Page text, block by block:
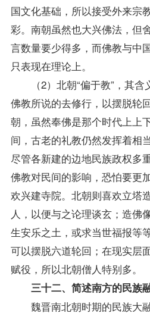
国文化基础，所以接受外来宗
彩。南朝虽然也大兴佛法，但
言数量要少得多，而佛教与中
只表现在理论上。
（2）北朝“偏于教”，其含
佛教所说的去修行，以摆脱轮
朝，虽然奉佛是那个时代上上
间，古老的礼教仍然发挥着相
尽管各新建的边地民族政权多
佛教对民间的影响，恐怕要更
欢兴建寺院。北朝则喜欢立塔
人，以便与之论理谈玄；造佛
生安乐之土，或求当世福报等
可以摆脱六道轮回；在现实层
赋役，所以北朝僧人特别多。
三十二、简述南方的民族
魏晋南北朝时期的民族大